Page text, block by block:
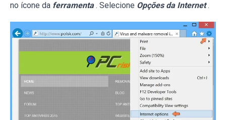
no ícone da ferramenta . Selecione Opções da Internet .